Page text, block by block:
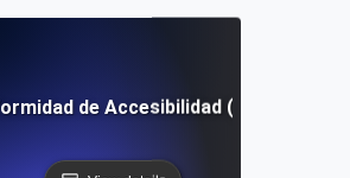
de Accesibilidad (ACR)